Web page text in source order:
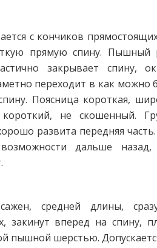
с кончиков
прямую спину. Пышный
закрывает спину,
переходит в как можно
Поясница короткая,
не скошенный.
развита передняя часть.
дальше
средней длины,
закинут вперед на спину,
пышной шерстью.